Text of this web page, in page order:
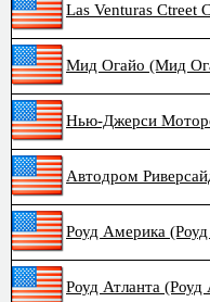
Las Venturas Ctreet
Мид Огайо (Мид
Нью-Джерси
Автодром
Роуд Америка
Роуд Атланта (Роуд